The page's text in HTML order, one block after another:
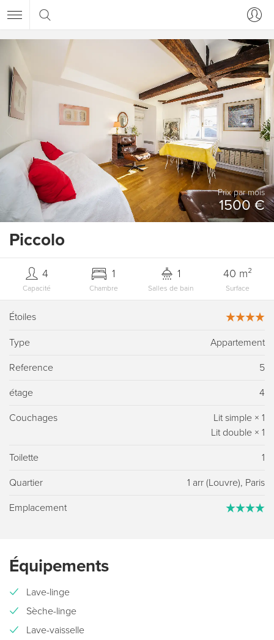
Prix ​​par mois
1500 €
Piccolo
Capacité
4
Chambre
1
Salles de bain
1
Surface
40 m²
Étoiles
Type Appartement
Reference 5
étage 4
Couchages Lit simple × 1
Lit double × 1
Toilette 1
Quartier 1 arr (Louvre), Paris
Emplacement
Équipements
Lave-linge
Sèche-linge
Lave-vaisselle